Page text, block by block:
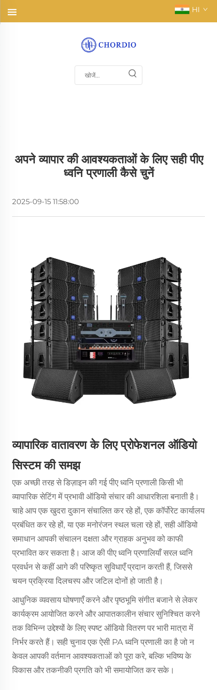
HI
अपने व्यापार की आवश्यकताओं के लिए सही पीए
ध्वनि प्रणाली कैसे चुनें
2025-09-15 11:58:00
व्यापारिक वातावरण के लिए प्रोफेशनल ऑडियो
सिस्टम की समझ
एक अच्छी तरह से डिज़ाइन की गई पीए ध्वनि प्रणाली किसी भी
व्यापारिक सेटिंग में प्रभावी ऑडियो संचार की आधारशिला बनाती है।
चाहे आप एक खुदरा दुकान संचालित कर रहे हों, एक कॉर्पोरेट कार्यालय
प्रबंधित कर रहे हों, या एक मनोरंजन स्थल चला रहे हों, सही ऑडियो
समाधान आपकी संचालन दक्षता और ग्राहक अनुभव को काफी
प्रभावित कर सकता है। आज की पीए ध्वनि प्रणालियाँ सरल ध्वनि
प्रवर्धन से कहीं आगे की परिष्कृत सुविधाएँ प्रदान करती हैं, जिससे
चयन प्रक्रिया दिलचस्प और जटिल दोनों हो जाती है।
आधुनिक व्यवसाय घोषणाएँ करने और पृष्ठभूमि संगीत बजाने से लेकर
कार्यक्रम आयोजित करने और आपातकालीन संचार सुनिश्चित करने
तक विभिन्न उद्देश्यों के लिए स्पष्ट ऑडियो वितरण पर भारी मात्रा में
निर्भर करते हैं। सही चुनाव एक ऐसी PA ध्वनि प्रणाली का है जो न
केवल आपकी वर्तमान आवश्यकताओं को पूरा करे, बल्कि भविष्य के
विकास और तकनीकी प्रगति को भी समायोजित कर सके।